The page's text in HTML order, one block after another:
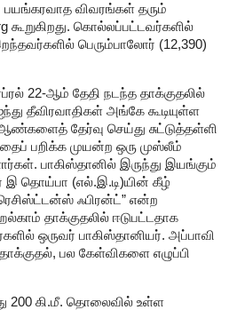
விவரங்கள் தரும்
கூறுகிறது. கொல்லப்பட்டவர்களில்
பெரும்பாலோர் (12,390)
22-ஆம் தேதி நடந்த தாக்குதலில்
தீவிரவாதிகள் அங்கே கூடியுள்ள
தேர்வு செய்து சுட்டுத்தள்ளி
பறிக்க முயன்ற ஒரு முஸ்லீம்
பாகிஸ்தானில் இருந்து இயங்கும்
தொய்பா (எல்.இ.டி)யின் கீழ்
ஃபிரன்ட்” என்ற
தாக்குதலில் ஈடுபட்டதாக
ஒருவர் பாகிஸ்தானியர். அப்பாவி
, பல கேள்விகளை எழுப்பி
200 கி.மீ. தொலைவில் உள்ள